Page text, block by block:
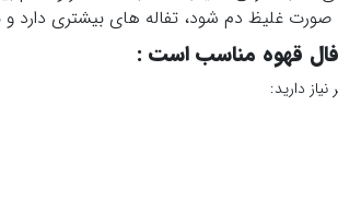
غلیظ دم شود، تفاله های بیشتری دارد
قهوه مناسب است :
دارید: